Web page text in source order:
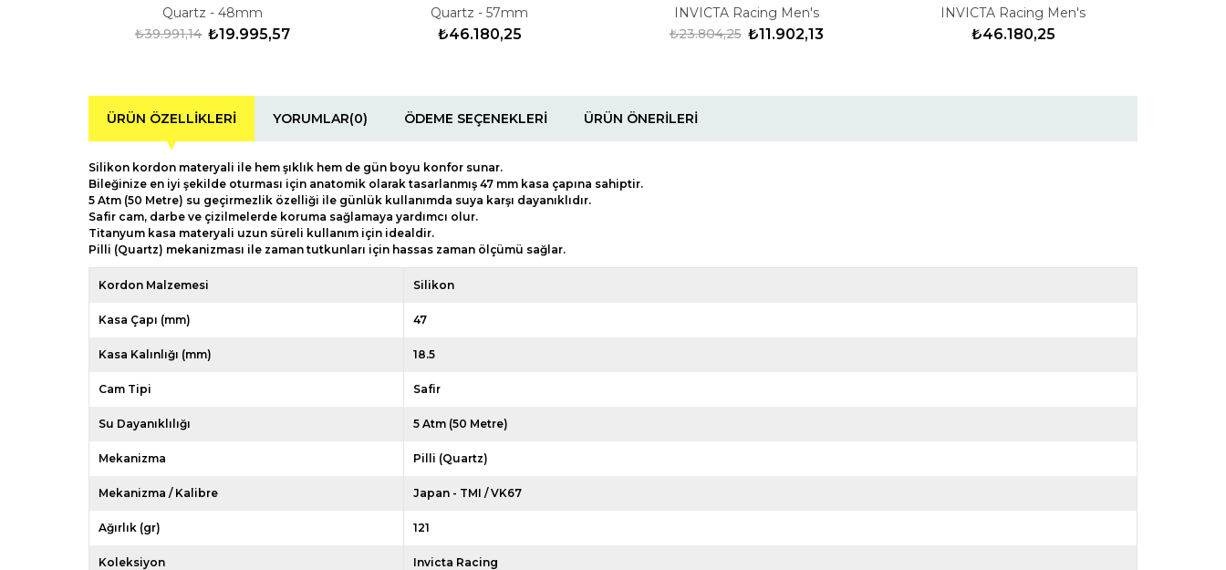
Quartz - 48mm
₺19.995,57
₺39.991,14
Quartz - 57mm
₺46.180,25
INVICTA Racing Men's
₺11.902,13
₺23.804,25
INVICTA Racing Men's
₺46.180,25
ÜRÜN ÖZELLIKLERI YORUMLAR(0) ÖDEME SEÇENEKLERI ÜRÜN ÖNERILERI
Silikon kordon materyali ile hem şıklık hem de gün boyu konfor sunar.
Bileğinize en iyi şekilde oturması için anatomik olarak tasarlanmış 47 mm kasa çapına sahiptir.
5 Atm (50 Metre) su geçirmezlik özelliği ile günlük kullanımda suya karşı dayanıklıdır.
Safir cam, darbe ve çizilmelerde koruma sağlamaya yardımcı olur.
Titanyum kasa materyali uzun süreli kullanım için idealdir.
Pilli (Quartz) mekanizması ile zaman tutkunları için hassas zaman ölçümü sağlar.
Kordon Malzemesi Silikon
Kasa Çapı (mm) 47
Kasa Kalınlığı (mm) 18.5
Cam Tipi Safir
Su Dayanıklılığı 5 Atm (50 Metre)
Mekanizma Pilli (Quartz)
Mekanizma / Kalibre Japan - TMI / VK67
Ağırlık (gr) 121
Koleksiyon Invicta Racing